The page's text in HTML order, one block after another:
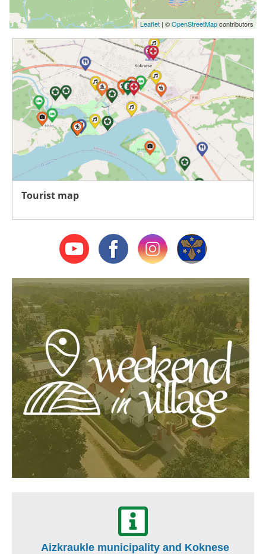
Leaflet | ©OpenStreetMapcontributors
Tourist map
Aizkraukle municipality and Koknese